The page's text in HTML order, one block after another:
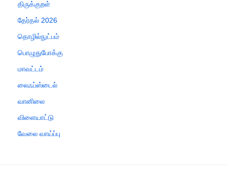
திருக்குறள்
தேர்தல் 2026
தொழில்நுட்பம்
பொழுதுபோக்கு
மாவட்டம்
லைஃப்ஸ்டைல்
வானிலை
விளையாட்டு
வேலை வாய்ப்பு